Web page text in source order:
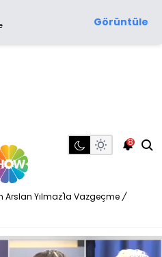
Görüntüle
8
Arslan Yılmaz'la Vazgeçme /